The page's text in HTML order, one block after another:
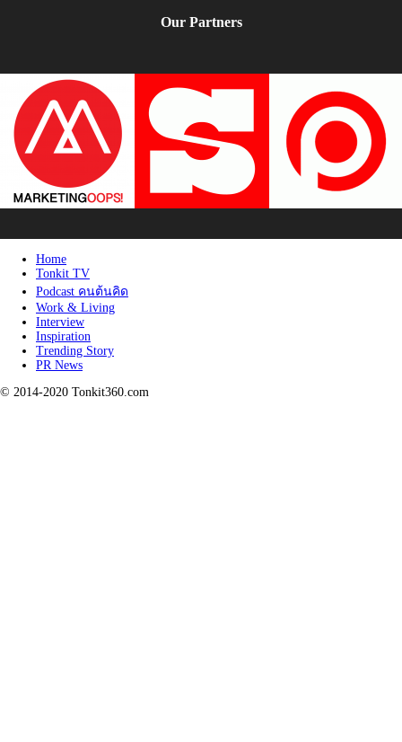
Our Partners
Home
Tonkit TV
Podcast คนต้นคิด
Work & Living
Interview
Inspiration
Trending Story
PR News
© 2014-2020 Tonkit360.com